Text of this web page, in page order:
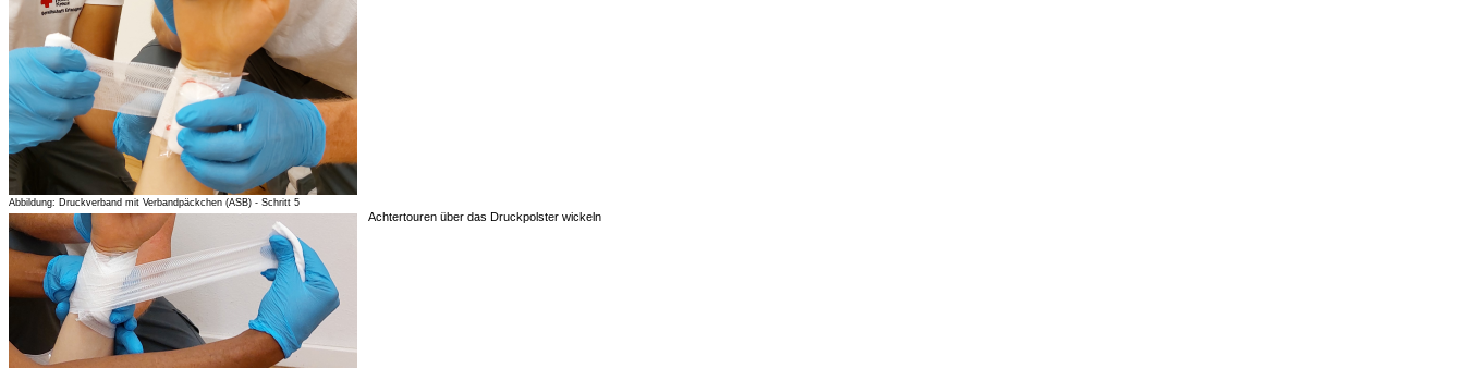
Abbildung: Druckverband mit Verbandpäckchen (ASB) - Schritt 5
Achtertouren über das Druckpolster wickeln